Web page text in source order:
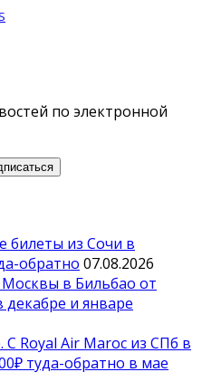
по электронной
билеты из Сочи в
обратно 07.08.2026
в Бильбао от
декабре и январе
Royal Air Maroc из СПб в
туда-обратно в мае